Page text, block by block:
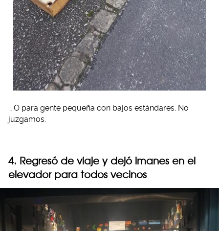
… O para gente pequeña con bajos estándares. No
juzgamos.
4. Regresó de viaje y dejó imanes en el
elevador para todos vecinos